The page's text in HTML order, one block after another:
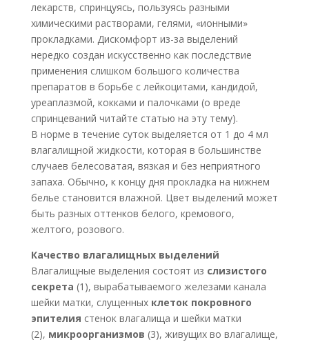
лекарств, спринцуясь, пользуясь разными
химическими растворами, гелями, «ионными»
прокладками. Дискомфорт из-за выделений
нередко создан искусственно как последствие
применения слишком большого количества
препаратов в борьбе с лейкоцитами, кандидой,
уреаплазмой, кокками и палочками (о вреде
спринцеваний читайте статью на эту тему).
В норме в течение суток выделяется от 1 до 4 мл
влагалищной жидкости, которая в большинстве
случаев белесоватая, вязкая и без неприятного
запаха. Обычно, к концу дня прокладка на нижнем
белье становится влажной. Цвет выделений может
быть разных оттенков белого, кремового,
желтого, розового.
Качество влагалищных выделений
Влагалищные выделения состоят из слизистого
секрета (1), вырабатываемого железами канала
шейки матки, слущенных клеток покровного
эпителия стенок влагалища и шейки матки
(2), микроорганизмов (3), живущих во влагалище,